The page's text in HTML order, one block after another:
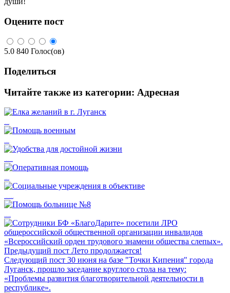
Оцените пост
5.0 840 Голос(ов)
Поделиться
Читайте также из категории: Адресная
Предыдущий пост Лето продолжается!
Следующий пост 30 июня на базе "Точки Кипения" города
Луганск, прошло заседание круглого стола на тему:
«Проблемы развития благотворительной деятельности в
республике».